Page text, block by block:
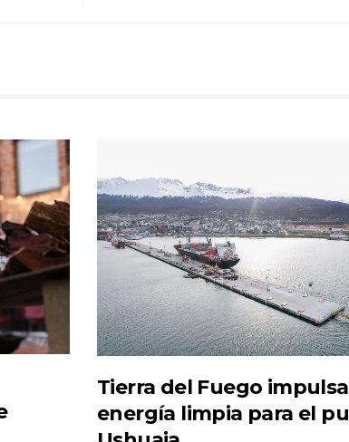
Tierra del Fuego impulsa
energía limpia para el